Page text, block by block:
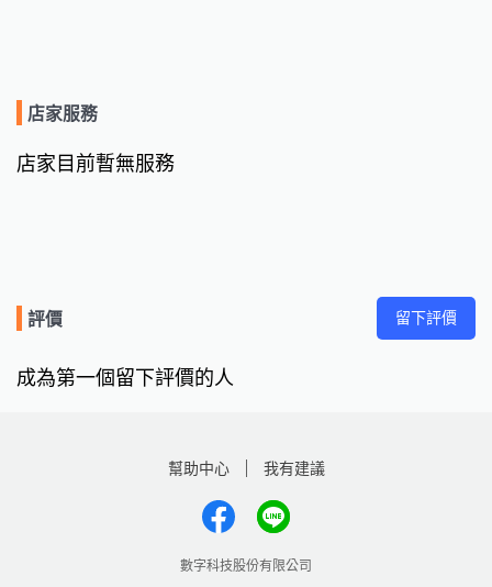
店家服務
店家目前暫無服務
評價 留下評價
成為第一個留下評價的人
幫助中心 我有建議
數字科技股份有限公司